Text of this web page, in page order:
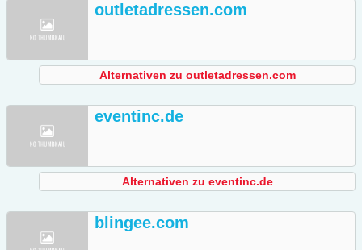
outletadressen.com
Alternativen zu outletadressen.com
eventinc.de
Alternativen zu eventinc.de
blingee.com